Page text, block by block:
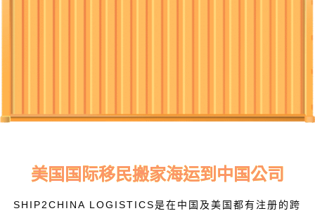
美国国际移民搬家海运到中国公司
SHIP2CHINA LOGISTICS是在中国及美国都有注册的跨